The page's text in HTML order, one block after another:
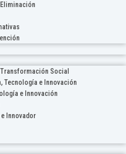
Social
Tecnología e Innovación
e Innovación
Innovador